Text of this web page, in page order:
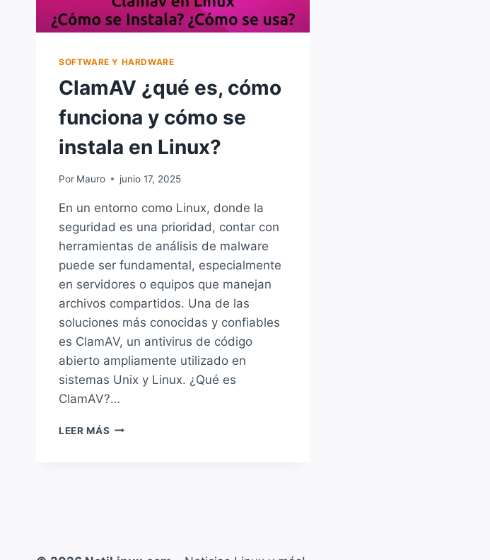
SOFTWARE Y HARDWARE
ClamAV ¿qué es, cómo
funciona y cómo se
instala en Linux?
Por Mauro junio 17, 2025
En un entorno como Linux, donde la
seguridad es una prioridad, contar con
herramientas de análisis de malware
puede ser fundamental, especialmente
en servidores o equipos que manejan
archivos compartidos. Una de las
soluciones más conocidas y confiables
es ClamAV, un antivirus de código
abierto ampliamente utilizado en
sistemas Unix y Linux. ¿Qué es
ClamAV?…
LEER MÁS CLAMAV